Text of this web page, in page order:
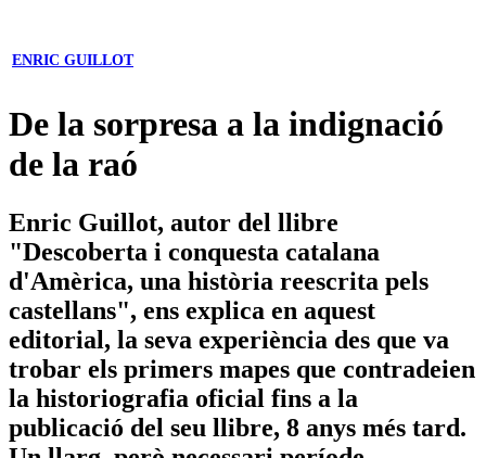
ENRIC GUILLOT
De la sorpresa a la indignació
de la raó
Enric Guillot, autor del llibre
"Descoberta i conquesta catalana
d'Amèrica, una història reescrita pels
castellans", ens explica en aquest
editorial, la seva experiència des que va
trobar els primers mapes que contradeien
la historiografia oficial fins a la
publicació del seu llibre, 8 anys més tard.